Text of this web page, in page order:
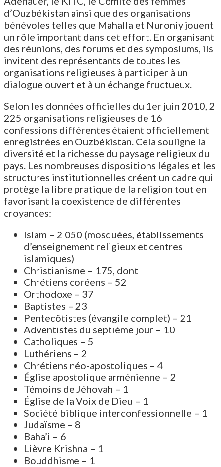
d’Ouzbékistan ainsi que des organisations
bénévoles telles que Mahalla et Nuroniy jouent
un rôle important dans cet effort. En organisant
des réunions, des forums et des symposiums, ils
invitent des représentants de toutes les
organisations religieuses à participer à un
dialogue ouvert et à un échange fructueux.
Selon les données officielles du 1er juin 2010, 2
225 organisations religieuses de 16
confessions différentes étaient officiellement
enregistrées en Ouzbékistan. Cela souligne la
diversité et la richesse du paysage religieux du
pays. Les nombreuses dispositions légales et les
structures institutionnelles créent un cadre qui
protège la libre pratique de la religion tout en
favorisant la coexistence de différentes
croyances:
Islam – 2 050 (mosquées, établissements
d’enseignement religieux et centres
islamiques)
Christianisme – 175, dont
Chrétiens coréens – 52
Orthodoxe – 37
Baptistes – 23
Pentecôtistes (évangile complet) – 21
Adventistes du septième jour – 10
Catholiques – 5
Luthériens – 2
Chrétiens néo-apostoliques – 4
Église apostolique arménienne – 2
Témoins de Jéhovah – 1
Église de la Voix de Dieu – 1
Société biblique interconfessionnelle – 1
Judaïsme – 8
Baha’i – 6
Lièvre Krishna – 1
Bouddhisme – 1